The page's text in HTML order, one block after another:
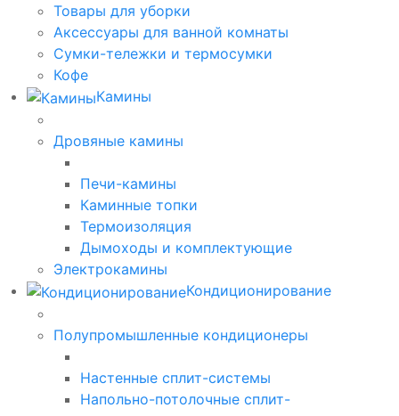
Товары для уборки
Аксессуары для ванной комнаты
Сумки-тележки и термосумки
Кофе
Камины
Дровяные камины
Печи-камины
Каминные топки
Термоизоляция
Дымоходы и комплектующие
Электрокамины
Кондиционирование
Полупромышленные кондиционеры
Настенные сплит-системы
Напольно-потолочные сплит-